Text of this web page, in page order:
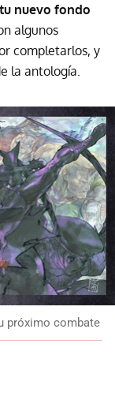
nuevo fondo
algunos
completarlos, y
la antología.
próximo combate